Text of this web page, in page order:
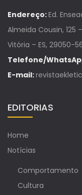
Endereço:Ed.
Almeida Cousin, 125
Vitória – ES, 29050-
Telefone/
E-mail:
EDITORIAS
Home
Notícias
Comportamento
Cultura